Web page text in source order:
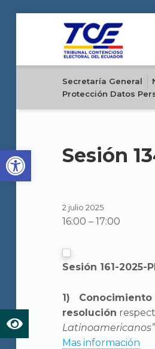
Open toolbar
Secretaría General
Protección Datos
Sesión
2 julio 2025
16:00 –17:00
Sesión 161-2025-
Conocimiento
resolución
Latinoamericanos”
Mas información